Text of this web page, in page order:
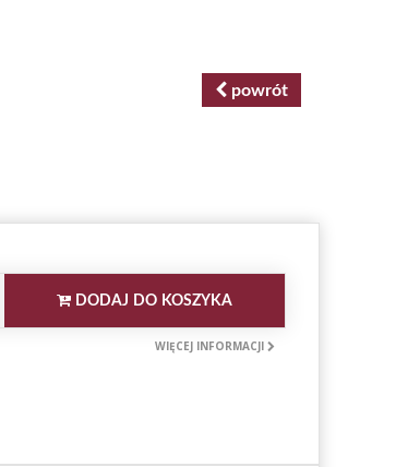
powrót
DODAJ DO KOSZYKA
WIĘCEJ INFORMACJI